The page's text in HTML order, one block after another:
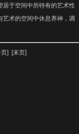
于空间中所特有的艺术性
术的空间中休息养神，调
] [末页]